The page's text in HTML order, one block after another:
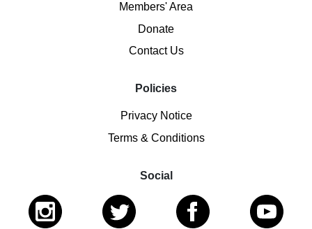
Members' Area
Donate
Contact Us
Policies
Privacy Notice
Terms & Conditions
Social